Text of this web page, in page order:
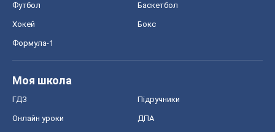
Футбол Баскетбол
Хокей Бокс
Формула-1
Моя школа
ГДЗ Підручники
Онлайн уроки ДПА